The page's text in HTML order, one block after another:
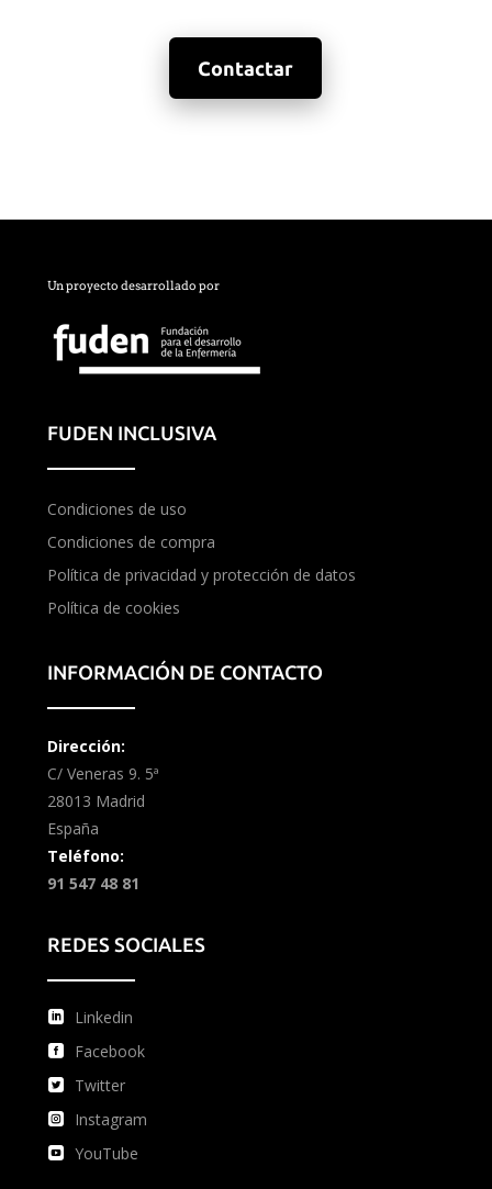
Contactar
Un proyecto desarrollado por
FUDEN INCLUSIVA
Condiciones de uso
Condiciones de compra
Política de privacidad y protección de datos
Política de cookies
INFORMACIÓN DE CONTACTO
Dirección:
C/ Veneras 9. 5ª
28013 Madrid
España
Teléfono:
91 547 48 81
REDES SOCIALES
Linkedin
Facebook
Twitter
Instagram
YouTube